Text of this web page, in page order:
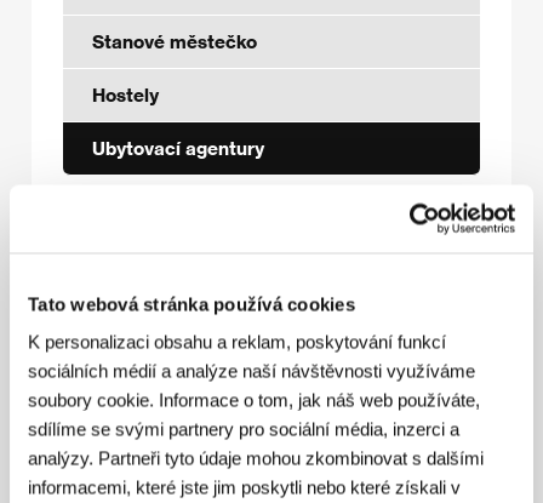
Tato webová stránka používá cookies
K personalizaci obsahu a reklam, poskytování funkcí
sociálních médií a analýze naší návštěvnosti využíváme
soubory cookie. Informace o tom, jak náš web používáte,
sdílíme se svými partnery pro sociální média, inzerci a
analýzy. Partneři tyto údaje mohou zkombinovat s dalšími
informacemi, které jste jim poskytli nebo které získali v
Stanové městečko
Hostely
Ubytovací agentury
Mariánskolázeňská 2, Karlovy Vary - 360 01
email:infocentrum@karlovyvary.cz,
uva@karlovyvary.cz
web:www.karlovyvary.cz
Klienti mohou využít on-line rezervační systém
zde